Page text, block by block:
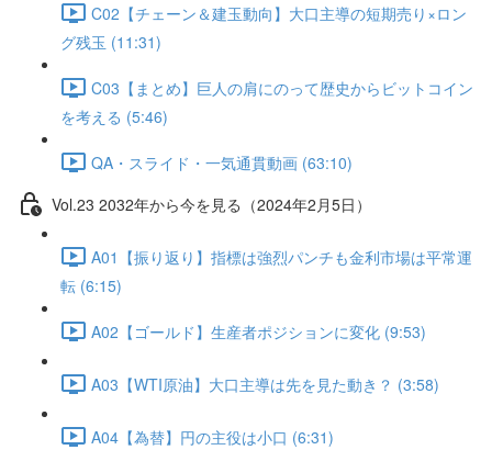
C02【チェーン＆建玉動向】大口主導の短期売り×ロン
グ残玉 (11:31)
C03【まとめ】巨人の肩にのって歴史からビットコイン
を考える (5:46)
QA・スライド・一気通貫動画 (63:10)
Vol.23 2032年から今を見る（2024年2月5日）
A01【振り返り】指標は強烈パンチも金利市場は平常運
転 (6:15)
A02【ゴールド】生産者ポジションに変化 (9:53)
A03【WTI原油】大口主導は先を見た動き？ (3:58)
A04【為替】円の主役は小口 (6:31)